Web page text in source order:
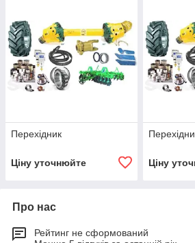
Перехiдник
Ціну уточнюйте Ціну
Про нас
Рейтинг не сформований